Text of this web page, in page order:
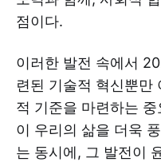
점이다.
이러한 발전 속에서
련된 기술적 혁신뿐만
적 기준을 마련하는
이 우리의 삶을 더욱
는 동시에, 그 발전이